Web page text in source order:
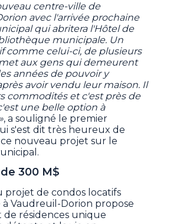
centre-ville de
avec l'arrivée prochaine
qui abritera l'Hôtel de
municipale. Un
comme celui-ci, de plusieurs
aux gens qui demeurent
années de pouvoir y
avoir vendu leur maison. Il
commodités et c'est près de
une belle option à
, a souligné le premier
s'est dit très heureux de
ce nouveau projet sur le
300 M$
projet de condos locatifs
à Vaudreuil-Dorion propose
résidences unique